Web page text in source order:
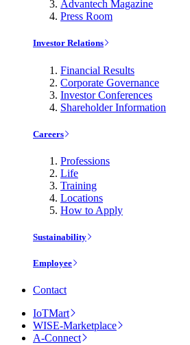
Advantech Magazine
Press Room
Investor Relations
Financial Results
Corporate Governance
Investor Conferences
Shareholder Information
Careers
Professions
Life
Training
Locations
How to Apply
Sustainability
Employee
Contact
IoTMart
WISE-Marketplace
A-Connect